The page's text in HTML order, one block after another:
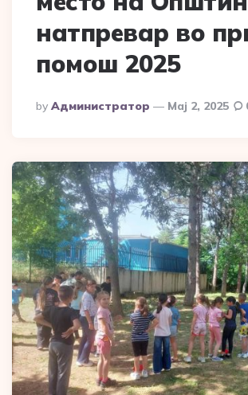
натпревар во
помош 2025
Posted
By
By Администратор Мај 2, 2025